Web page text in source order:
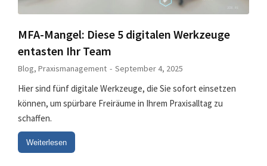
MFA-Mangel: Diese 5 digitalen Werkzeuge
entasten Ihr Team
Blog, Praxismanagement September 4, 2025
Hier sind fünf digitale Werkzeuge, die Sie sofort einsetzen
können, um spürbare Freiräume in Ihrem Praxisalltag zu
schaffen.
Weiterlesen